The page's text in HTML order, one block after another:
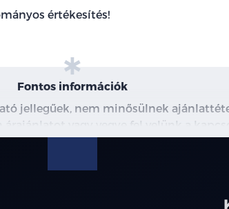
immobiliser
manuális klíma
rádiós magnó
szervokormány
értékesítés!
Fontos információk
jellegűek, nem minősülnek
vagy vegye fel velünk a